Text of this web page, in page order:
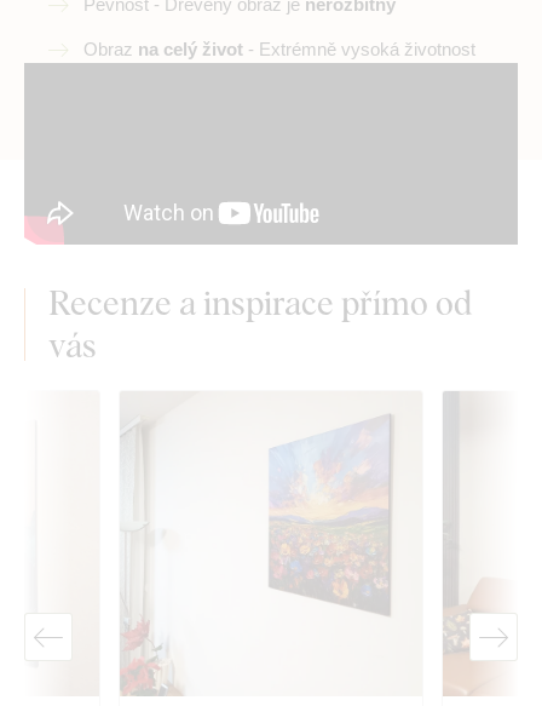
Pevnost - Dřevěný obraz je nerozbitný
Obraz na celý život - Extrémně vysoká životnost
Recenze a inspirace přímo od
vás